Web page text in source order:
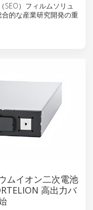
SEO）フィルムソリュ
的な産業研究開発の重
ムイオン二次電池
高出力バ